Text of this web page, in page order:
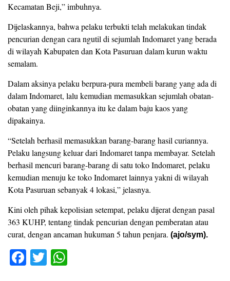
Kecamatan Beji,” imbuhnya.
Dijelaskannya, bahwa pelaku terbukti telah melakukan tindak
pencurian dengan cara ngutil di sejumlah Indomaret yang berada
di wilayah Kabupaten dan Kota Pasuruan dalam kurun waktu
semalam.
Dalam aksinya pelaku berpura-pura membeli barang yang ada di
dalam Indomaret, lalu kemudian memasukkan sejumlah obatan-
obatan yang diinginkannya itu ke dalam baju kaos yang
dipakainya.
“Setelah berhasil memasukkan barang-barang hasil curiannya.
Pelaku langsung keluar dari Indomaret tanpa membayar. Setelah
berhasil mencuri barang-barang di satu toko Indomaret, pelaku
kemudian menuju ke toko Indomaret lainnya yakni di wilayah
Kota Pasuruan sebanyak 4 lokasi,” jelasnya.
Kini oleh pihak kepolisian setempat, pelaku dijerat dengan pasal
363 KUHP, tentang tindak pencurian dengan pemberatan atau
curat, dengan ancaman hukuman 5 tahun penjara. (ajo/sym).
F
T